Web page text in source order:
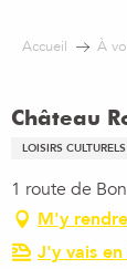
Accueil À
Château
LOISIRS CULTURELS
1 route de
M'y rendre
J'y vais